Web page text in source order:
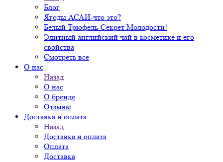
Блог
Ягоды АСАИ-что это?
Белый Трюфель-Секрет Молодости!
Элитный английский чай в косметике и его
свойства
Смотреть все
О нас
Назад
О нас
О бренде
Отзывы
Доставка и оплата
Назад
Доставка и оплата
Оплата
Доставка